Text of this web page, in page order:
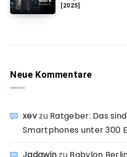
[2025]
Neue Kommentare
xevzu Ratgeber: Das
Smartphones unter 300
Jadawin zu Babylon